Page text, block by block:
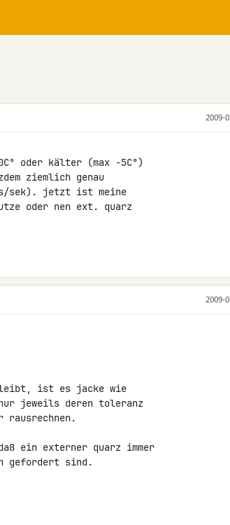
2009-
oder kälter (max -5C°)
ziemlich genau
sek). jetzt ist meine
oder nen ext. quarz
2009-
ist es jacke wie
jeweils deren toleranz
rausrechnen.
ein externer quarz immer
gefordert sind.